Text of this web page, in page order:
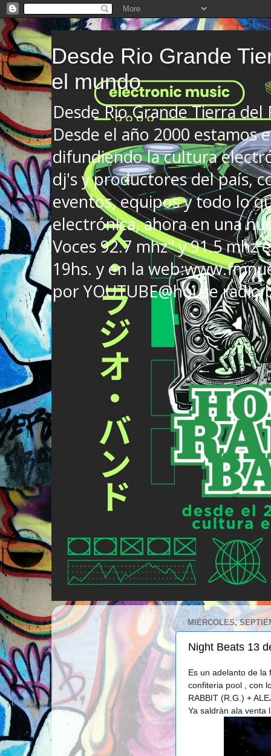
Desde Rio Grande
el mundo
Desde Rio Grande Tierra
Desde el año 2000 estamos
difundiendo la cultura
dj's y productores del país,
eventos, equipos y todo lo
electrónica, ahora en una
Voces 92.7 mhz" y 91.5 mhz
19hs. y en la
por YOUTUBE@house radio
MIÉRCOLES,
Night Beats 13
Es un adelanto de la
confiteria pool , con
RABBIT (R.G.) +
Ya saldràn ala venta